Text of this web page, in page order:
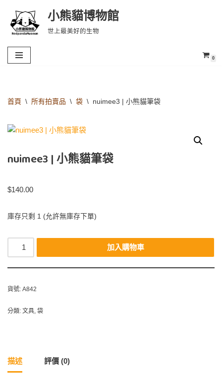
Skip
content
小熊貓博物館
世上最美好的生物
0
首頁 \ 所有拍賣品 \ 袋 \ nuimee3 | 小熊貓筆袋
nuimee3 | 小熊貓筆袋
$140.00
庫存只剩 1 (允許無庫存下單)
加入購物車
貨號: A842
分類: 文具 袋
描述 評價 (0)